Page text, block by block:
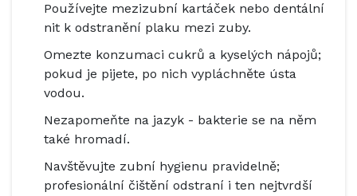
Používejte mezizubní kartáček nebo dentální
nit k odstranění plaku mezi zuby.
Omezte konzumaci cukrů a kyselých nápojů;
pokud je pijete, po nich vypláchněte ústa
vodou.
Nezapomeňte na jazyk - bakterie se na něm
také hromadí.
Navštěvujte zubní hygienu pravidelně;
profesionální čištění odstraní i ten nejtvrdší